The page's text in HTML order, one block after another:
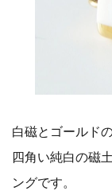
白磁とゴールド
四角い純白の磁
ングです。